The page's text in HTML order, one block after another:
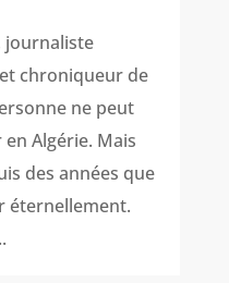
journaliste
chroniqueur de
ne peut
Algérie. Mais
des années que
éternellement.